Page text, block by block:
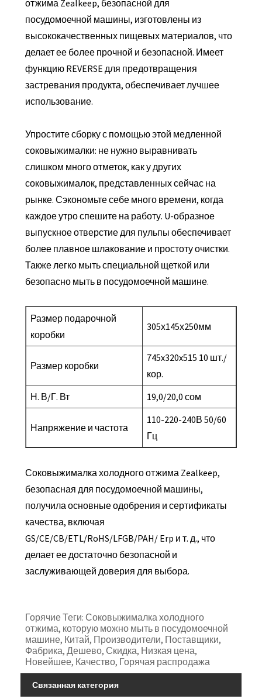
отжима Zealkeep, безопасной для
посудомоечной машины, изготовлены из
высококачественных пищевых материалов, что
делает ее более прочной и безопасной. Имеет
функцию REVERSE для предотвращения
застревания продукта, обеспечивает лучшее
использование.
Упростите сборку с помощью этой медленной
соковыжималки: не нужно выравнивать
слишком много отметок, как у других
соковыжималок, представленных сейчас на
рынке. Сэкономьте себе много времени, когда
каждое утро спешите на работу. U-образное
выпускное отверстие для пульпы обеспечивает
более плавное шлакование и простоту очистки.
Также легко мыть специальной щеткой или
безопасно мыть в посудомоечной машине.
Размер подарочной
коробки
305х145х250мм
Размер коробки
745x320x515 10 шт./
кор.
Н. В/Г. Вт
19,0/20,0 сом
Напряжение и частота
110-220-240В 50/60
Гц
Соковыжималка холодного отжима Zealkeep,
безопасная для посудомоечной машины,
получила основные одобрения и сертификаты
качества, включая
GS/CE/CB/ETL/RoHS/LFGB/PAH/ Erp и т. д., что
делает ее достаточно безопасной и
заслуживающей доверия для выбора.
Горячие Теги: Соковыжималка холодного
отжима, которую можно мыть в посудомоечной
машине, Китай, Производители, Поставщики,
Фабрика, Дешево, Скидка, Низкая цена,
Новейшее, Качество, Горячая распродажа
Связанная категория